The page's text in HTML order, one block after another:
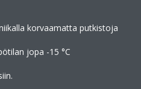
korvaamatta putkistoja
jopa -15 °C